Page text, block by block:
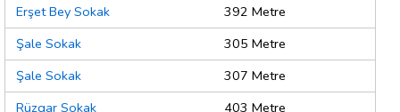
Erşet Bey Sokak
392 Metre
Şale Sokak
305 Metre
Şale Sokak
307 Metre
Rüzgar Sokak
403 Metre